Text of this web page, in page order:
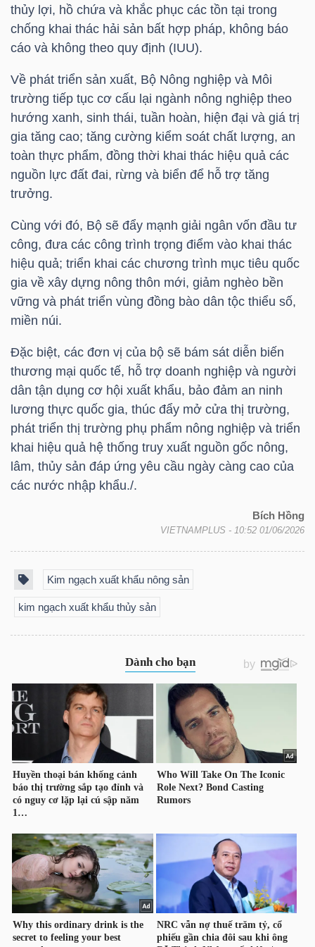
thủy lợi, hồ chứa và khắc phục các tồn tại trong
chống khai thác hải sản bất hợp pháp, không báo
cáo và không theo quy định (IUU).
Về phát triển sản xuất, Bộ Nông nghiệp và Môi
trường tiếp tục cơ cấu lại ngành nông nghiệp theo
hướng xanh, sinh thái, tuần hoàn, hiện đại và giá trị
gia tăng cao; tăng cường kiểm soát chất lượng, an
toàn thực phẩm, đồng thời khai thác hiệu quả các
nguồn lực đất đai, rừng và biển để hỗ trợ tăng
trưởng.
Cùng với đó, Bộ sẽ đẩy mạnh giải ngân vốn đầu tư
công, đưa các công trình trọng điểm vào khai thác
hiệu quả; triển khai các chương trình mục tiêu quốc
gia về xây dựng nông thôn mới, giảm nghèo bền
vững và phát triển vùng đồng bào dân tộc thiểu số,
miền núi.
Đặc biệt, các đơn vị của bộ sẽ bám sát diễn biến
thương mại quốc tế, hỗ trợ doanh nghiệp và người
dân tận dụng cơ hội xuất khẩu, bảo đảm an ninh
lương thực quốc gia, thúc đẩy mở cửa thị trường,
phát triển thị trường phụ phẩm nông nghiệp và triển
khai hiệu quả hệ thống truy xuất nguồn gốc nông,
lâm, thủy sản đáp ứng yêu cầu ngày càng cao của
các nước nhập khẩu./.
Bích Hồng
VIETNAMPLUS - 10:52 01/06/2026
Kim ngạch xuất khẩu nông sản
kim ngạch xuất khẩu thủy sản
YẾU
TIÊU
DÙNG
THIẾT
YẾU
CHĂM
SỨC
KHỎE
TÀI
CHÍNH
CÔNG
DỊCH
TIỆN
ÍCH
BẤT
ĐỘNG
SẢN